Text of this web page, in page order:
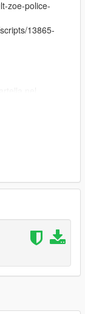
zoe-police-
13865-
the following
zoe-police-